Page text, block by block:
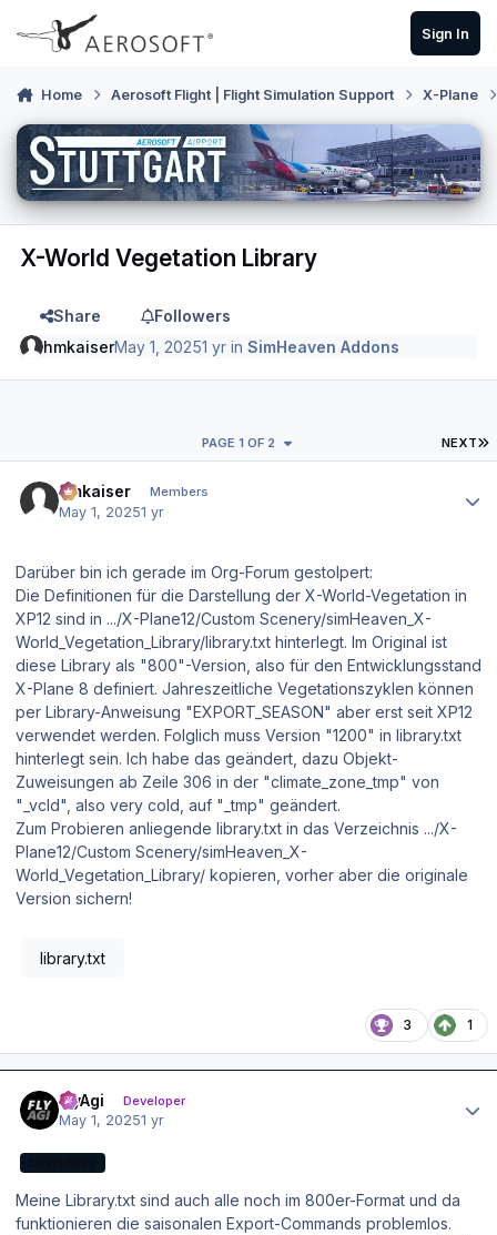
Skip to content
Sign In
Home Aerosoft Flight | Flight Simulation Support X-Plane
X-World Vegetation Library
Share
Followers
hmkaiserMay 1, 20251 yr inSimHeaven Addons
NEXT
PAGE 1 OF 2
hmkaiser Members
May 1, 20251 yr
Darüber bin ich gerade im Org-Forum gestolpert:
Die Definitionen für die Darstellung der X-World-Vegetation in
XP12 sind in .../X-Plane12/Custom Scenery/simHeaven_X-
World_Vegetation_Library/library.txt hinterlegt. Im Original ist
diese Library als "800"-Version, also für den Entwicklungsstand
X-Plane 8 definiert. Jahreszeitliche Vegetationszyklen können
per Library-Anweisung "EXPORT_SEASON" aber erst seit XP12
verwendet werden. Folglich muss Version "1200" in library.txt
hinterlegt sein. Ich habe das geändert, dazu Objekt-
Zuweisungen ab Zeile 306 in der "climate_zone_tmp" von
"_vcld", also very cold, auf "_tmp" geändert.
Zum Probieren anliegende library.txt in das Verzeichnis .../X-
Plane12/Custom Scenery/simHeaven_X-
World_Vegetation_Library/ kopieren, vorher aber die originale
Version sichern!
library.txt
3 1
FlyAgi Developer
May 1, 20251 yr
Meine Library.txt sind auch alle noch im 800er-Format und da
funktionieren die saisonalen Export-Commands problemlos.